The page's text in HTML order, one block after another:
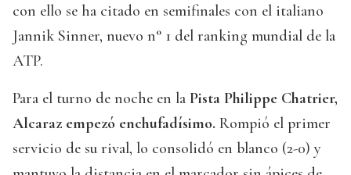
con ello se ha citado en semifinales con el italiano
Jannik Sinner, nuevo n° 1 del ranking mundial de la
ATP.
Para el turno de noche en la Pista Philippe Chatrier,
Alcaraz empezó enchufadísimo. Rompió el primer
servicio de su rival, lo consolidó en blanco (2-0) y